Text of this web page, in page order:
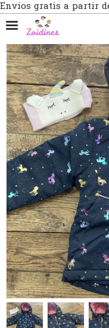
Envios gratis a partir de